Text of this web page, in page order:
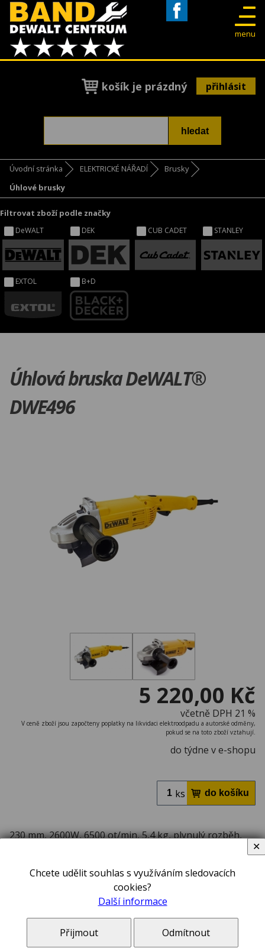
menu
košík je prázdný přihlásit
Úvodní stránka ELEKTRICKÉ NÁŘADÍ
Brusky
Úhlové brusky
Filtrovat zboží podle značky
DeWALT DEK CUB CADET STANLEY
EXTOL B+D
Úhlová bruska DeWALT®
DWE496
5 220,00 Kč
včetně DPH 21 %
V ceně zboží jsou započteny poplatky na likvidaci elektroodpadu a autorské odměny,
pokud se na toto zboží vztahují.
do týdne v e-shopu
ks
230 mm, 2600W, 6500 ot/min, 5,4 kg, plynulý rozběh,
Velká úhlová bruska 2 600 W 230 mm s plynulým
rozběhem a beznapěťovým spínačem - DWE496
Chcete udělit souhlas s využíváním sledovacích
cookies?
Další informace
Přijmout Odmítnout
✕